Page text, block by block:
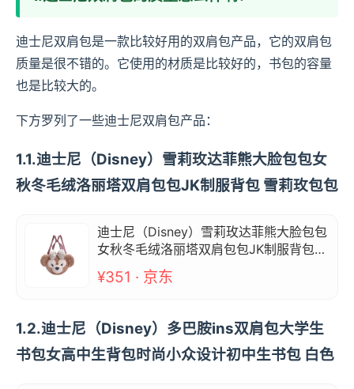
迪士尼双肩包是一款比较好用的双肩包产品，它的双肩包
质量是很不错的。它使用的材质是比较好的，书包的容量
也是比较大的。
下方罗列了一些迪士尼双肩包产品：
1.1.迪士尼（Disney）雪莉玫达菲熊大脸包包女
秋冬毛绒洛丽塔双肩包包JK制服背包 雪莉玫包包
迪士尼（Disney）雪莉玫达菲熊大脸包包
女秋冬毛绒洛丽塔双肩包包JK制服背包
雪莉玫包包
¥351 · 京东
1.2.迪士尼（Disney）多巴胺ins双肩包大学生
书包女高中生背包时尚小众设计初中生书包 白色